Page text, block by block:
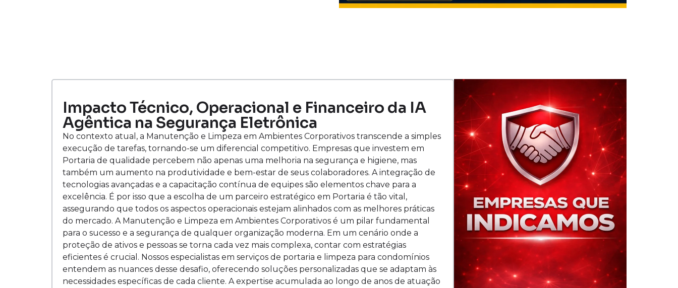
Impacto Técnico, Operacional e Financeiro da IA
Agêntica na Segurança Eletrônica
No contexto atual, a Manutenção e Limpeza em Ambientes Corporativos transcende a simples
execução de tarefas, tornando-se um diferencial competitivo. Empresas que investem em
Portaria de qualidade percebem não apenas uma melhoria na segurança e higiene, mas
também um aumento na produtividade e bem-estar de seus colaboradores. A integração de
tecnologias avançadas e a capacitação contínua de equipes são elementos chave para a
excelência. É por isso que a escolha de um parceiro estratégico em Portaria é tão vital,
assegurando que todos os aspectos operacionais estejam alinhados com as melhores práticas
do mercado. A Manutenção e Limpeza em Ambientes Corporativos é um pilar fundamental
para o sucesso e a segurança de qualquer organização moderna. Em um cenário onde a
proteção de ativos e pessoas se torna cada vez mais complexa, contar com estratégias
eficientes é crucial. Nossos especialistas em serviços de portaria e limpeza para condomínios
entendem as nuances desse desafio, oferecendo soluções personalizadas que se adaptam às
necessidades específicas de cada cliente. A expertise acumulada ao longo de anos de atuação